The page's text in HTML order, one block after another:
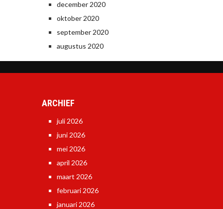
december 2020
oktober 2020
september 2020
augustus 2020
ARCHIEF
juli 2026
juni 2026
mei 2026
april 2026
maart 2026
februari 2026
januari 2026